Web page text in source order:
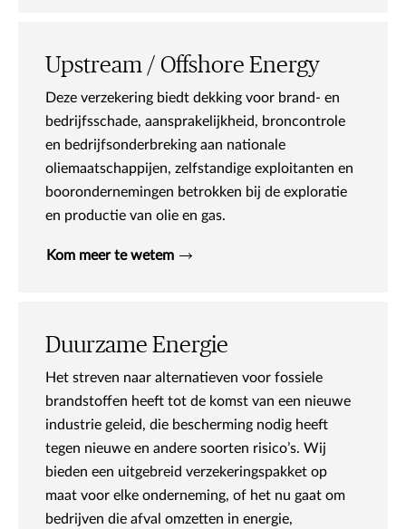
Upstream / Offshore Energy
Deze verzekering biedt dekking voor brand- en
bedrijfsschade, aansprakelijkheid, broncontrole
en bedrijfsonderbreking aan nationale
oliemaatschappijen, zelfstandige exploitanten en
boorondernemingen betrokken bij de exploratie
en productie van olie en gas.
Kom meer te wetem
Duurzame Energie
Het streven naar alternatieven voor fossiele
brandstoffen heeft tot de komst van een nieuwe
industrie geleid, die bescherming nodig heeft
tegen nieuwe en andere soorten risico’s. Wij
bieden een uitgebreid verzekeringspakket op
maat voor elke onderneming, of het nu gaat om
bedrijven die afval omzetten in energie,